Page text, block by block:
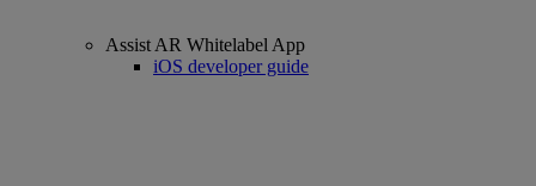
Assist AR Whitelabel App
iOS developer guide